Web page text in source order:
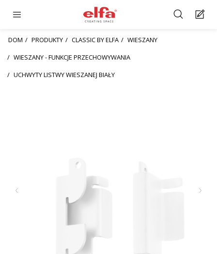
DOM PRODUKTY CLASSIC BY ELFA
WIESZANY
WIESZANY - FUNKCJE PRZECHOWYWANIA
UCHWYTY LISTWY WIESZANEJ BIAŁY